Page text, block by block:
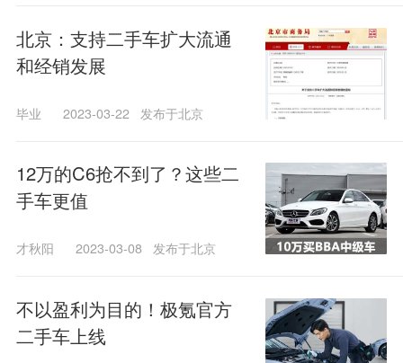
北京：支持二手车扩大流通
和经销发展
毕业 2023-03-22 发布于北京
12万的C6抢不到了？这些二
手车更值
才秋阳 2023-03-08 发布于北京
不以盈利为目的！极氪官方
二手车上线